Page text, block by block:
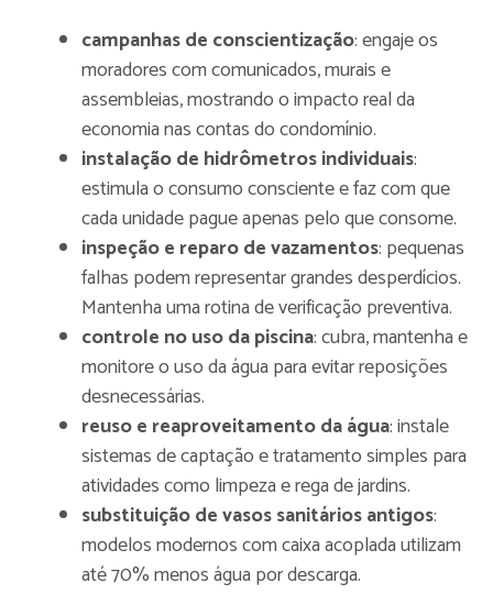
campanhas de conscientização: engaje os
moradores com comunicados, murais e
assembleias, mostrando o impacto real da
economia nas contas do condomínio.
instalação de hidrômetros individuais:
estimula o consumo consciente e faz com que
cada unidade pague apenas pelo que consome.
inspeção e reparo de vazamentos: pequenas
falhas podem representar grandes desperdícios.
Mantenha uma rotina de verificação preventiva.
controle no uso da piscina: cubra, mantenha e
monitore o uso da água para evitar reposições
desnecessárias.
reuso e reaproveitamento da água: instale
sistemas de captação e tratamento simples para
atividades como limpeza e rega de jardins.
substituição de vasos sanitários antigos:
modelos modernos com caixa acoplada utilizam
até 70% menos água por descarga.